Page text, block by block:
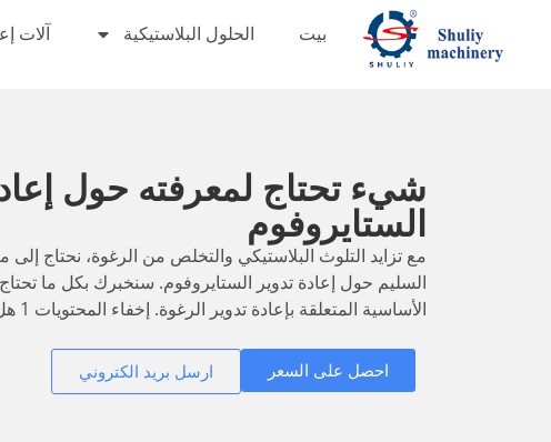
بيت الحلول البلاستيكية آلات
شيء تحتاج لمعرفته حول
الستايروفوم
مع تزايد التلوث البلاستيكي والتخلص من الرغوة، نحتاج
السليم حول إعادة تدوير الستايروفوم. سنخبرك بكل ما
الأساسية المتعلقة بإعادة تدوير الرغوة. إخفاء المحتويات 1 هل الستايروفوم مضر...
احصل على السعر ارسل بريد الكتروني